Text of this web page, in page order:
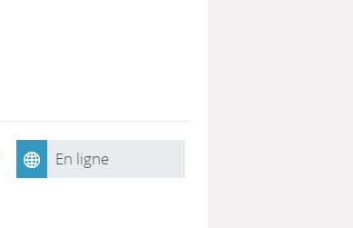
En ligne